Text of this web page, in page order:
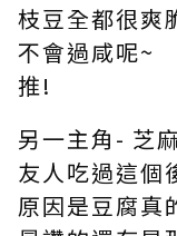
枝豆全都很爽
不會過咸呢~
推!
另一主角- 芝
友人吃過這個
原因是豆腐真